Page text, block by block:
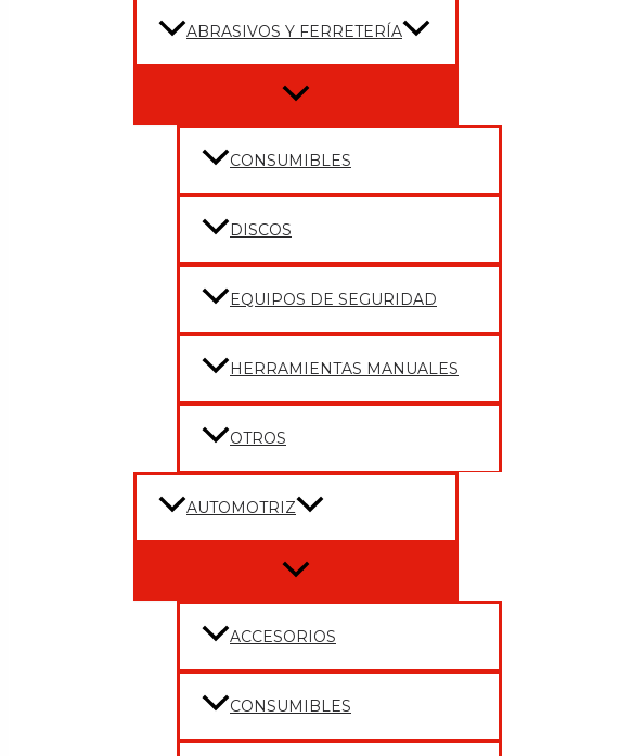
ABRASIVOS Y FERRETERÍA
Menu
CONSUMIBLES
DISCOS
EQUIPOS DE SEGURIDAD
HERRAMIENTAS MANUALES
OTROS
AUTOMOTRIZ
Menu
ACCESORIOS
CONSUMIBLES